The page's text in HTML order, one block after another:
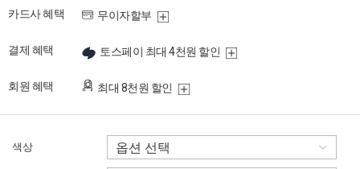
카드사 혜택 무이자할부
결제 혜택 토스페이 최대 4천원 할인
회원 혜택 최대 8천원 할인
색상